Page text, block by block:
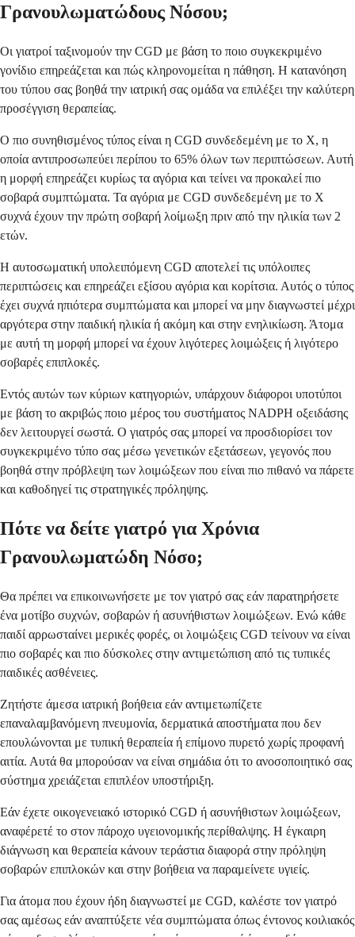
Γρανουλωματώδους Νόσου;
Οι γιατροί ταξινομούν την CGD με βάση το ποιο συγκεκριμένο
γονίδιο επηρεάζεται και πώς κληρονομείται η πάθηση. Η κατανόηση
του τύπου σας βοηθά την ιατρική σας ομάδα να επιλέξει την καλύτερη
προσέγγιση θεραπείας.
Ο πιο συνηθισμένος τύπος είναι η CGD συνδεδεμένη με το Χ, η
οποία αντιπροσωπεύει περίπου το 65% όλων των περιπτώσεων. Αυτή
η μορφή επηρεάζει κυρίως τα αγόρια και τείνει να προκαλεί πιο
σοβαρά συμπτώματα. Τα αγόρια με CGD συνδεδεμένη με το Χ
συχνά έχουν την πρώτη σοβαρή λοίμωξη πριν από την ηλικία των 2
ετών.
Η αυτοσωματική υπολειπόμενη CGD αποτελεί τις υπόλοιπες
περιπτώσεις και επηρεάζει εξίσου αγόρια και κορίτσια. Αυτός ο τύπος
έχει συχνά ηπιότερα συμπτώματα και μπορεί να μην διαγνωστεί μέχρι
αργότερα στην παιδική ηλικία ή ακόμη και στην ενηλικίωση. Άτομα
με αυτή τη μορφή μπορεί να έχουν λιγότερες λοιμώξεις ή λιγότερο
σοβαρές επιπλοκές.
Εντός αυτών των κύριων κατηγοριών, υπάρχουν διάφοροι υποτύποι
με βάση το ακριβώς ποιο μέρος του συστήματος NADPH οξειδάσης
δεν λειτουργεί σωστά. Ο γιατρός σας μπορεί να προσδιορίσει τον
συγκεκριμένο τύπο σας μέσω γενετικών εξετάσεων, γεγονός που
βοηθά στην πρόβλεψη των λοιμώξεων που είναι πιο πιθανό να πάρετε
και καθοδηγεί τις στρατηγικές πρόληψης.
Πότε να δείτε γιατρό για Χρόνια
Γρανουλωματώδη Νόσο;
Θα πρέπει να επικοινωνήσετε με τον γιατρό σας εάν παρατηρήσετε
ένα μοτίβο συχνών, σοβαρών ή ασυνήθιστων λοιμώξεων. Ενώ κάθε
παιδί αρρωσταίνει μερικές φορές, οι λοιμώξεις CGD τείνουν να είναι
πιο σοβαρές και πιο δύσκολες στην αντιμετώπιση από τις τυπικές
παιδικές ασθένειες.
Ζητήστε άμεσα ιατρική βοήθεια εάν αντιμετωπίζετε
επαναλαμβανόμενη πνευμονία, δερματικά αποστήματα που δεν
επουλώνονται με τυπική θεραπεία ή επίμονο πυρετό χωρίς προφανή
αιτία. Αυτά θα μπορούσαν να είναι σημάδια ότι το ανοσοποιητικό σας
σύστημα χρειάζεται επιπλέον υποστήριξη.
Εάν έχετε οικογενειακό ιστορικό CGD ή ασυνήθιστων λοιμώξεων,
αναφέρετέ το στον πάροχο υγειονομικής περίθαλψης. Η έγκαιρη
διάγνωση και θεραπεία κάνουν τεράστια διαφορά στην πρόληψη
σοβαρών επιπλοκών και στην βοήθεια να παραμείνετε υγιείς.
Για άτομα που έχουν ήδη διαγνωστεί με CGD, καλέστε τον γιατρό
σας αμέσως εάν αναπτύξετε νέα συμπτώματα όπως έντονος κοιλιακός